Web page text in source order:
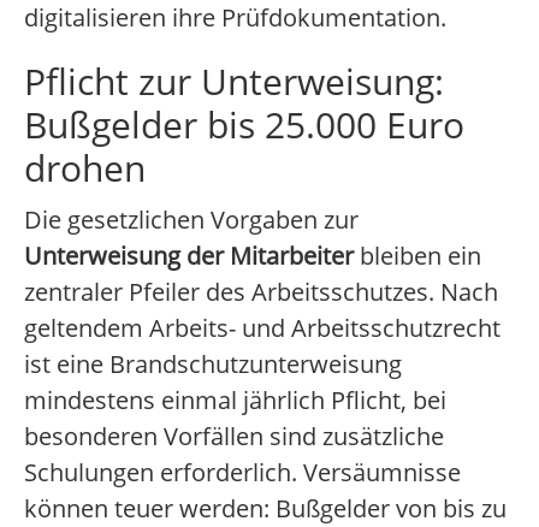
digitalisieren ihre Prüfdokumentation.
Pflicht zur Unterweisung:
Bußgelder bis 25.000 Euro
drohen
Die gesetzlichen Vorgaben zur
Unterweisung der Mitarbeiterbleiben ein
zentraler Pfeiler des Arbeitsschutzes. Nach
geltendem Arbeits- und Arbeitsschutzrecht
ist eine Brandschutzunterweisung
mindestens einmal jährlich Pflicht, bei
besonderen Vorfällen sind zusätzliche
Schulungen erforderlich. Versäumnisse
können teuer werden: Bußgelder von bis zu